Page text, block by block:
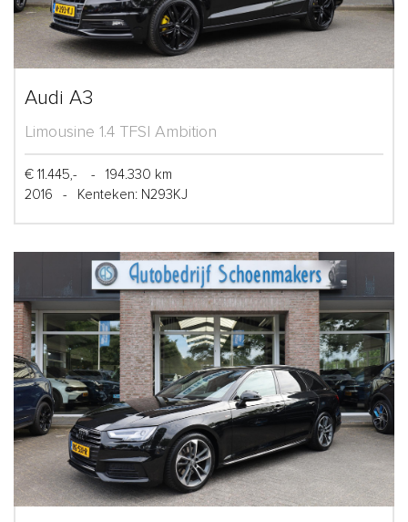
Audi A3
Limousine 1.4 TFSI Ambition
€ 11.445,- -
194.330 km
2016
- Kenteken: N293KJ